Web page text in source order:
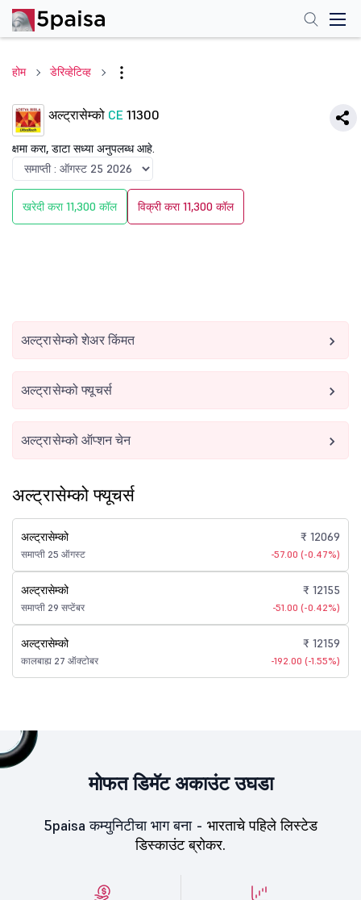
होम डेरिव्हेटिव्ह
अल्ट्रासेम्को CE 11300
क्षमा करा, डाटा सध्या अनुपलब्ध आहे.
खरेदी करा 11,300 कॉल विक्री करा 11,300 कॉल
अल्ट्रासेम्को शेअर किंमत
अल्ट्रासेम्को फ्यूचर्स
अल्ट्रासेम्को ऑप्शन चेन
अल्ट्रासेम्को फ्यूचर्स
अल्ट्रासेम्को
समाप्ती 25 ऑगस्ट
₹ 12069
-57.00 (-0.47%)
अल्ट्रासेम्को
समाप्ती 29 सप्टेंबर
₹ 12155
-51.00 (-0.42%)
अल्ट्रासेम्को
कालबाह्य 27 ऑक्टोबर
₹ 12159
-192.00 (-1.55%)
मोफत डिमॅट अकाउंट उघडा
5paisa कम्युनिटीचा भाग बना - भारताचे पहिले लिस्टेड
डिस्काउंट ब्रोकर.